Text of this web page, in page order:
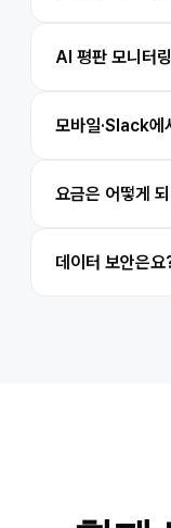
AI 평판 모니터
모바일·Slack에
요금은 어떻게
데이터 보안은요